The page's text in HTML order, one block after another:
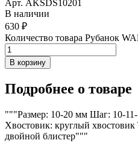
Арт. AKSDS10201
В наличии
630 ₽
Количество товара Рубанок
В корзину
Подробнее о товаре
"""Размер: 10-20 мм Шаг: 10-
Хвостовик: круглый хвостовик
двойной блистер"""